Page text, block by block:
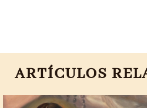
ARTÍCULOS